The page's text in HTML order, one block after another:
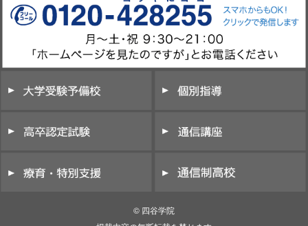
© 四谷学院